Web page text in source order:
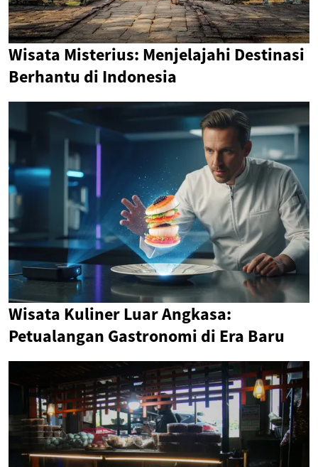
Wisata Misterius: Menjelajahi Destinasi
Berhantu di Indonesia
Wisata Kuliner Luar Angkasa:
Petualangan Gastronomi di Era Baru